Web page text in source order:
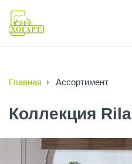
Главная Ассортимент
Коллекция Rila